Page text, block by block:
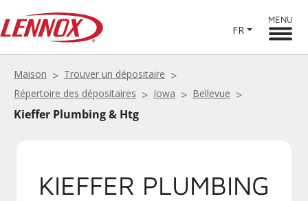
FR
MENU
Maison
Trouver un dépositaire
Répertoire des dépositaires
Iowa Bellevue
Kieffer Plumbing & Htg
KIEFFER PLUMBING